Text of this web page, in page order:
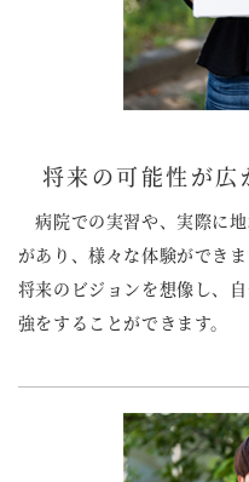
将来の可能性が広
病院での実習や、実際に
があり、様々な体験ができ
将来のビジョンを想像し、
強をすることができます。